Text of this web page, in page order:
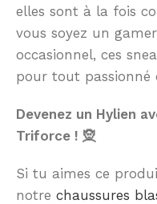
elles sont à la fois
vous soyez un
occasionnel, ces
pour tout passionné
Devenez un Hylien
Triforce ! 🧝
Si tu aimes ce
notre chaussures